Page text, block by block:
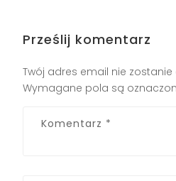
Prześlij komentarz
Twój adres email nie
Wymagane pola są